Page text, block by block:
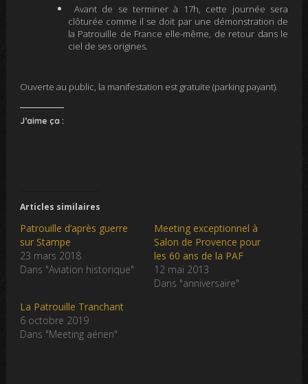
Avant de se terminer à 17h, cette journée sera
clôturée comme il se doit par une démonstration de
la Patrouille de France elle-même, de retour dans le
ciel de ses origines.
Ouverte au public, la manifestation est gratuite (parking payant).
J’aime ça :
Articles similaires
Patrouille d’après guerre
sur Stampe
23 mars 2018
Dans "Aviation historique"
Meeting exceptionnel à
Salon de Provence pour
les 60 ans de la PAF
12 mai 2013
Dans "anniversaire"
La Patrouille Tranchant
6 octobre 2019
Dans "Meeting aérien"